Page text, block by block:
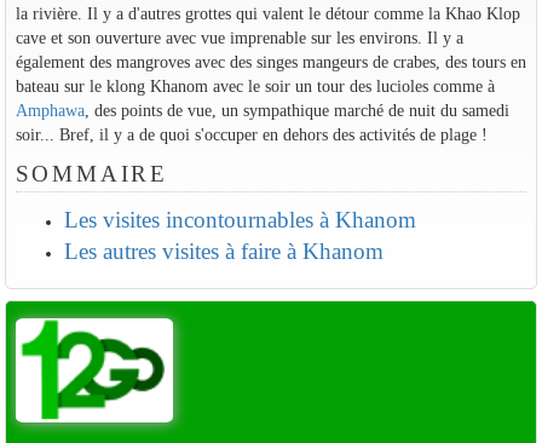
la rivière. Il y a d'autres grottes qui valent le détour comme la Khao Klop
cave et son ouverture avec vue imprenable sur les environs. Il y a
également des mangroves avec des singes mangeurs de crabes, des tours en
bateau sur le klong Khanom avec le soir un tour des lucioles comme à
Amphawa, des points de vue, un sympathique marché de nuit du samedi
soir... Bref, il y a de quoi s'occuper en dehors des activités de plage !
SOMMAIRE
Les visites incontournables à Khanom
Les autres visites à faire à Khanom